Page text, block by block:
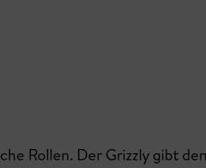
Rollen. Der Grizzly gibt